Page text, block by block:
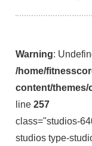
Warning:
/home/
content/
line 257
class="studios-
studios type-